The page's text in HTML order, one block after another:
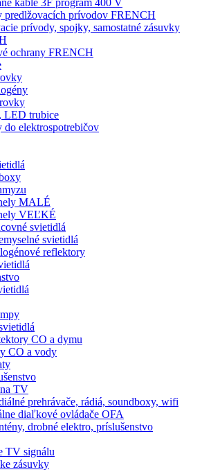
káble 3F program 400 V
predlžovacích prívodov FRENCH
prívody, spojky, samostatné zásuvky
ochrany FRENCH
LED trubice
do elektrospotrebičov
MALÉ
VEĽKÉ
svietidlá
svietidlá
reflektory
CO a dymu
CO a vody
TV
prehrávače, rádiá, soundboxy, wifi
diaľkové ovládače OFA
drobné elektro, príslušenstvo
TV signálu
zásuvky